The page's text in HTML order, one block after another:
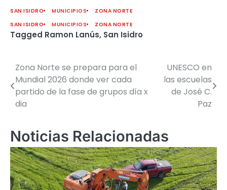
SAN ISIDRO MUNICIPIOS
ZONA NORTE
SAN ISIDRO
MUNICIPIOS ZONA NORTE
Tagged Ramon Lanús, San Isidro
Navegación
de
entradas
Zona Norte se prepara para el
Mundial 2026 donde ver cada
partido de la fase de grupos día x
dia
UNESCO en
las escuelas
de José C.
Paz
Noticias Relacionadas